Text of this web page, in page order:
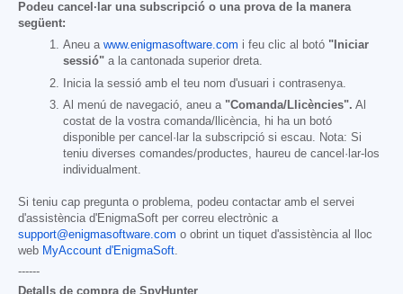
Podeu cancel·lar una subscripció o una prova de la manera
següent:
Aneu a www.enigmasoftware.com i feu clic al botó "Iniciar
sessió" a la cantonada superior dreta.
Inicia la sessió amb el teu nom d'usuari i contrasenya.
Al menú de navegació, aneu a "Comanda/Llicències". Al
costat de la vostra comanda/llicència, hi ha un botó
disponible per cancel·lar la subscripció si escau. Nota: Si
teniu diverses comandes/productes, haureu de cancel·lar-los
individualment.
Si teniu cap pregunta o problema, podeu contactar amb el servei
d'assistència d'EnigmaSoft per correu electrònic a
support@enigmasoftware.com o obrint un tiquet d'assistència al lloc
web MyAccount d'EnigmaSoft.
------
Detalls de compra de SpyHunter